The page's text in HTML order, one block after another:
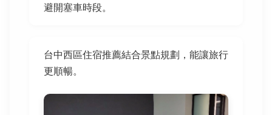
避開塞車時段。
台中西區住宿推薦結合景點規劃，能讓旅行
更順暢。